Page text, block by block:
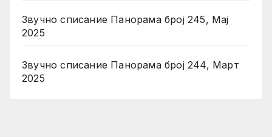
Звучно списание Панорама број 245, Мај
2025
Звучно списание Панорама број 244, Март
2025